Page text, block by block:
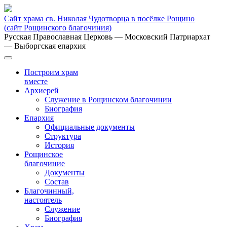
Сайт храма св. Николая Чудотворца в посёлке Рощино
(сайт Рощинского благочиния)
Русская Православная Церковь — Московский Патриархат
— Выборгская епархия
Построим храм
вместе
Архиерей
Служение в Рощинском благочинии
Биография
Епархия
Официальные документы
Структура
История
Рощинское
благочиние
Документы
Состав
Благочинный,
настоятель
Служение
Биография